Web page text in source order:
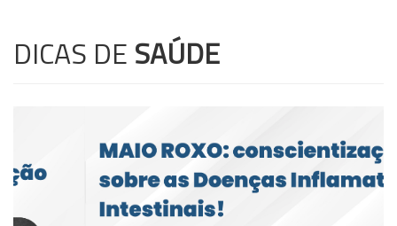
DICAS DE SAÚDE